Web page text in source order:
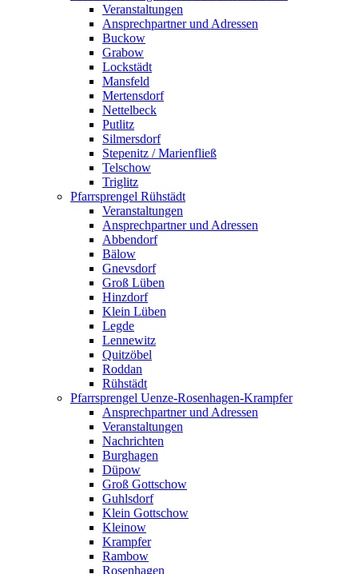
Veranstaltungen
Ansprechpartner und Adressen
Buckow
Grabow
Lockstädt
Mansfeld
Mertensdorf
Nettelbeck
Putlitz
Silmersdorf
Stepenitz / Marienfließ
Telschow
Triglitz
Pfarrsprengel Rühstädt
Veranstaltungen
Ansprechpartner und Adressen
Abbendorf
Bälow
Gnevsdorf
Groß Lüben
Hinzdorf
Klein Lüben
Legde
Lennewitz
Quitzöbel
Roddan
Rühstädt
Pfarrsprengel Uenze-Rosenhagen-Krampfer
Ansprechpartner und Adressen
Veranstaltungen
Nachrichten
Burghagen
Düpow
Groß Gottschow
Guhlsdorf
Klein Gottschow
Kleinow
Krampfer
Rambow
Rosenhagen